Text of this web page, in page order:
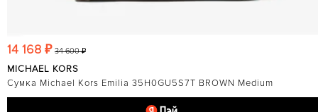
14 168 ₽ 34 600 ₽
MICHAEL KORS
Сумка Michael Kors Emilia 35H0GU5S7T BROWN Medium